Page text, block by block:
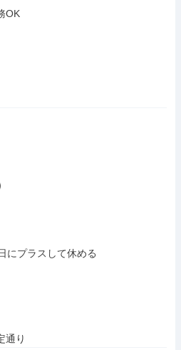
OK
にプラスして休める
通り